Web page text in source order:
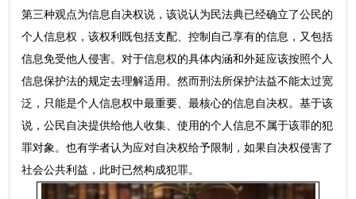
第三种观点为信息自决权说，该说认为民法典已经确立了公民的
个人信息权，该权利既包括支配、控制自己享有的信息，又包括
信息免受他人侵害。对于信息权的具体内涵和外延应该按照个人
信息保护法的规定去理解适用。然而刑法所保护法益不能太过宽
泛，只能是个人信息权中最重要、最核心的信息自决权。基于该
说，公民自决提供给他人收集、使用的个人信息不属于该罪的犯
罪对象。也有学者认为应对自决权给予限制，如果自决权侵害了
社会公共利益，此时已然构成犯罪。